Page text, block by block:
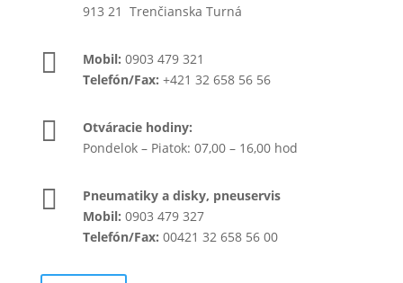
913 21 Trenčianska Turná
 Mobil: 0903 479 321
Telefón/Fax: +421 32 658 56 56

Otváracie hodiny:
Pondelok – Piatok: 07,00 – 16,00 hod

Pneumatiky a disky, pneuservis
Mobil: 0903 479 327
Telefón/Fax: 00421 32 658 56 00